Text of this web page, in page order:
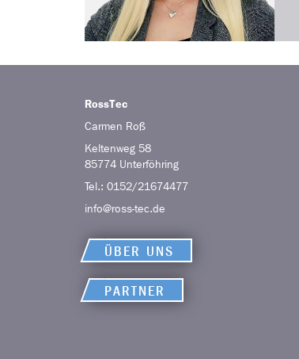
RossTec
Carmen Roß
Keltenweg 58
85774 Unterföhring
Tel.: 0152/21674477
info@ross-tec.de
ÜBER UNS
PARTNER